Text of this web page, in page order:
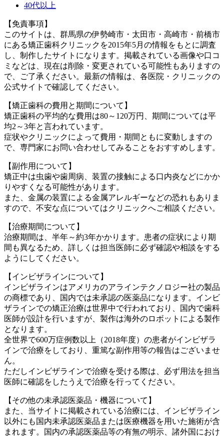
40代以上
【免責事項】
このサイトは、群馬県の伊勢崎市・太田市・高崎市・前橋市
にある矯正歯科クリニックを2015年5月の情報をもとに調査
し、制作したサイトになります。掲載されている画像や口コ
ミなどは、現在は削除・変更されている可能性もありますの
で、ご了承ください。最新の情報は、各医院・クリニックの
公式サイトで確認してください。
【矯正歯科の費用と期間について】
矯正歯科の平均的な費用は80～120万円、期間については平
均2～3年と言われています。
症状やクリニックによって費用・期間ともに変動しますの
で、専門家にお問い合わせしてみることをおすすめします。
【副作用について】
矯正中は虫歯や歯周病、装置の接触による口内炎などにかか
りやすくなる可能性があります。
また、金属の装置による金属アレルギーなどの恐れもありま
すので、不安な点についてはクリニックへご相談ください。
【治療期間について】
治療期間は、半年～約3年かかります。患者の症状により期
間も異なるため、詳しくは担当医師に必ず確認や相談をする
ようにしてください。
【インビザラインについて】
インビザラインはアメリカのアラインテクノロジー社の製品
の商標であり、国内では未承認の医薬品になります。インビ
ザラインでの矯正治療は世界中で行われており、国内で歯科
医師が設計を行いますが、製作は海外のロボットによる製作
となります。
全世界で600万症例数以上（2018年度）の患者がインビザラ
インで治療をしており、重篤な副作用等の報告はございませ
ん。
ただしインビザラインで治療を受ける際は、必ず用法を担当
医師に確認をしたうえで治療を行ってください。
【その他の未承認医薬品・機器について】
また、当サイトに掲載されている治療には、インビザライン
以外にも国内未承認医薬品または医療機器を用いた施術が含
まれます。国内の承認医薬品等の有無の明示、諸外国におけ